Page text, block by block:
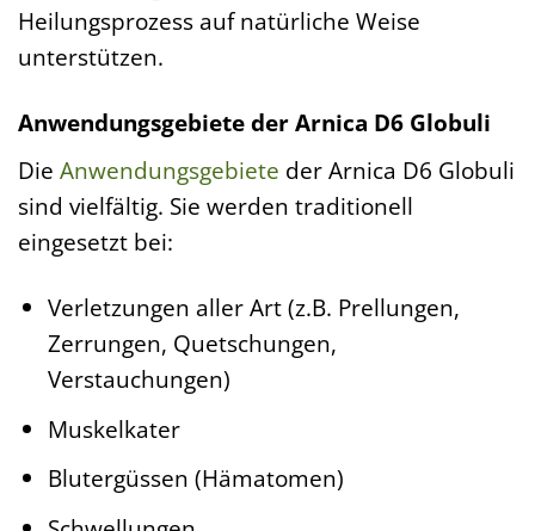
Heilungsprozess auf natürliche Weise
unterstützen.
Anwendungsgebiete der Arnica D6 Globuli
Die Anwendungsgebiete der Arnica D6 Globuli
sind vielfältig. Sie werden traditionell
eingesetzt bei:
Verletzungen aller Art (z.B. Prellungen,
Zerrungen, Quetschungen,
Verstauchungen)
Muskelkater
Blutergüssen (Hämatomen)